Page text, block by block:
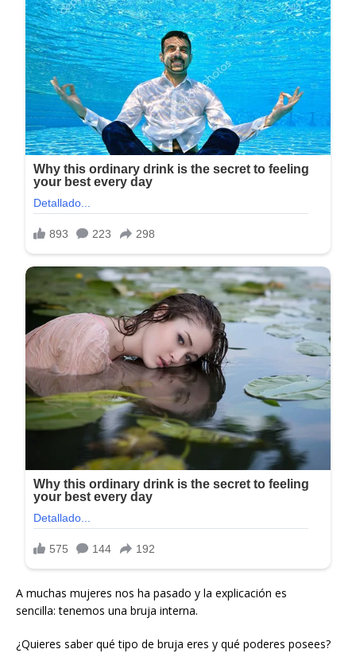
A muchas mujeres nos ha pasado y la explicación es
sencilla: tenemos una bruja interna.
¿Quieres saber qué tipo de bruja eres y qué poderes posees?